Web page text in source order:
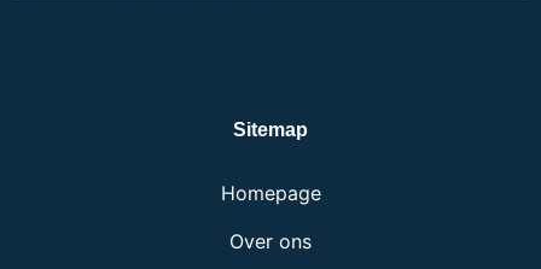
Sitemap
Homepage
Over ons